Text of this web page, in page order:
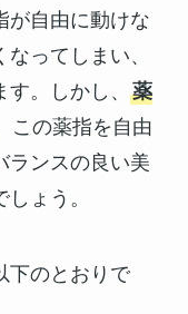
が自由に動けな
ってしまい、
。しかし、
薬
この薬指を自由
ランスの良い美
ょう。
下のとおりで